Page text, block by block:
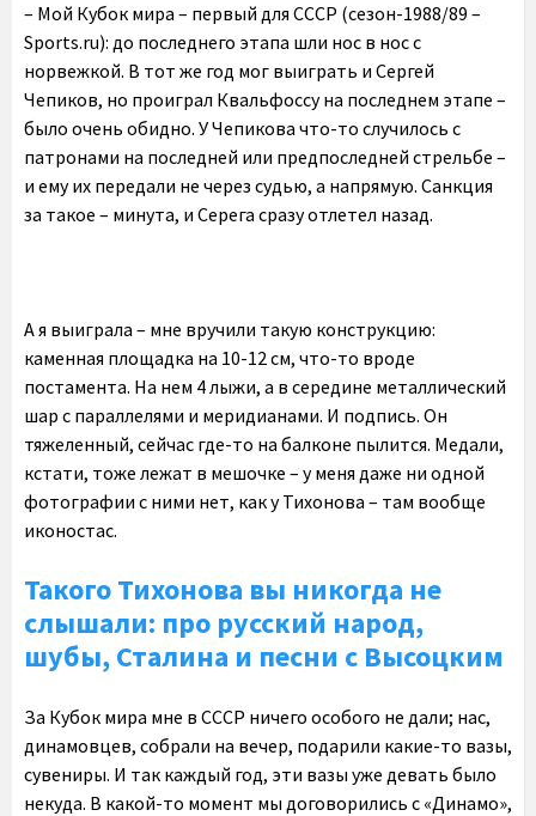
– Мой Кубок мира – первый для СССР (сезон-1988/89 –
Sports.ru): до последнего этапа шли нос в нос с
норвежкой. В тот же год мог выиграть и Сергей
Чепиков, но проиграл Квальфоссу на последнем этапе –
было очень обидно. У Чепикова что-то случилось с
патронами на последней или предпоследней стрельбе –
и ему их передали не через судью, а напрямую. Санкция
за такое – минута, и Серега сразу отлетел назад.
А я выиграла – мне вручили такую конструкцию:
каменная площадка на 10-12 см, что-то вроде
постамента. На нем 4 лыжи, а в середине металлический
шар с параллелями и меридианами. И подпись. Он
тяжеленный, сейчас где-то на балконе пылится. Медали,
кстати, тоже лежат в мешочке – у меня даже ни одной
фотографии с ними нет, как у Тихонова – там вообще
иконостас.
Такого Тихонова вы никогда не
слышали: про русский народ,
шубы, Сталина и песни с Высоцким
За Кубок мира мне в СССР ничего особого не дали; нас,
динамовцев, собрали на вечер, подарили какие-то вазы,
сувениры. И так каждый год, эти вазы уже девать было
некуда. В какой-то момент мы договорились с «Динамо»,